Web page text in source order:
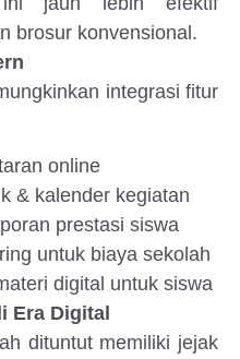
brosur konvensional.
integrasi fitur
online
& kalender kegiatan
prestasi siswa
untuk biaya sekolah
digital untuk siswa
Era Digital
dituntut memiliki jejak